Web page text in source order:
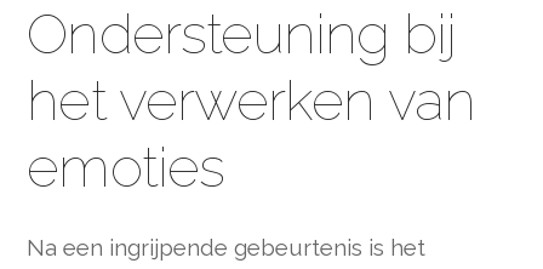
Ondersteuning bij
het verwerken van
emoties
Na een ingrijpende gebeurtenis is het